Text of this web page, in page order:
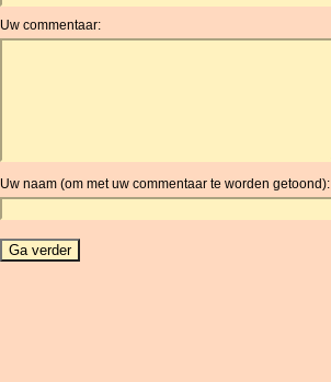
ANG
AOA
AUR
AWG
BAM
Uw commentaar:
Uw naam (om met uw commentaar te worden getoond):